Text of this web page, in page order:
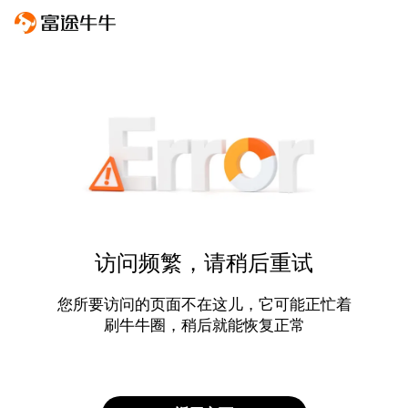
访问频繁，请稍后重试
您所要访问的页面不在这儿，它可能正忙着
刷牛牛圈，稍后就能恢复正常